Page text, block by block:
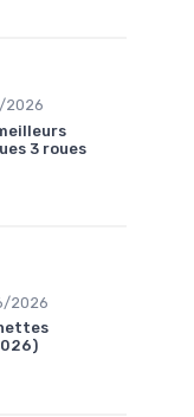
2026
3 roues
2026